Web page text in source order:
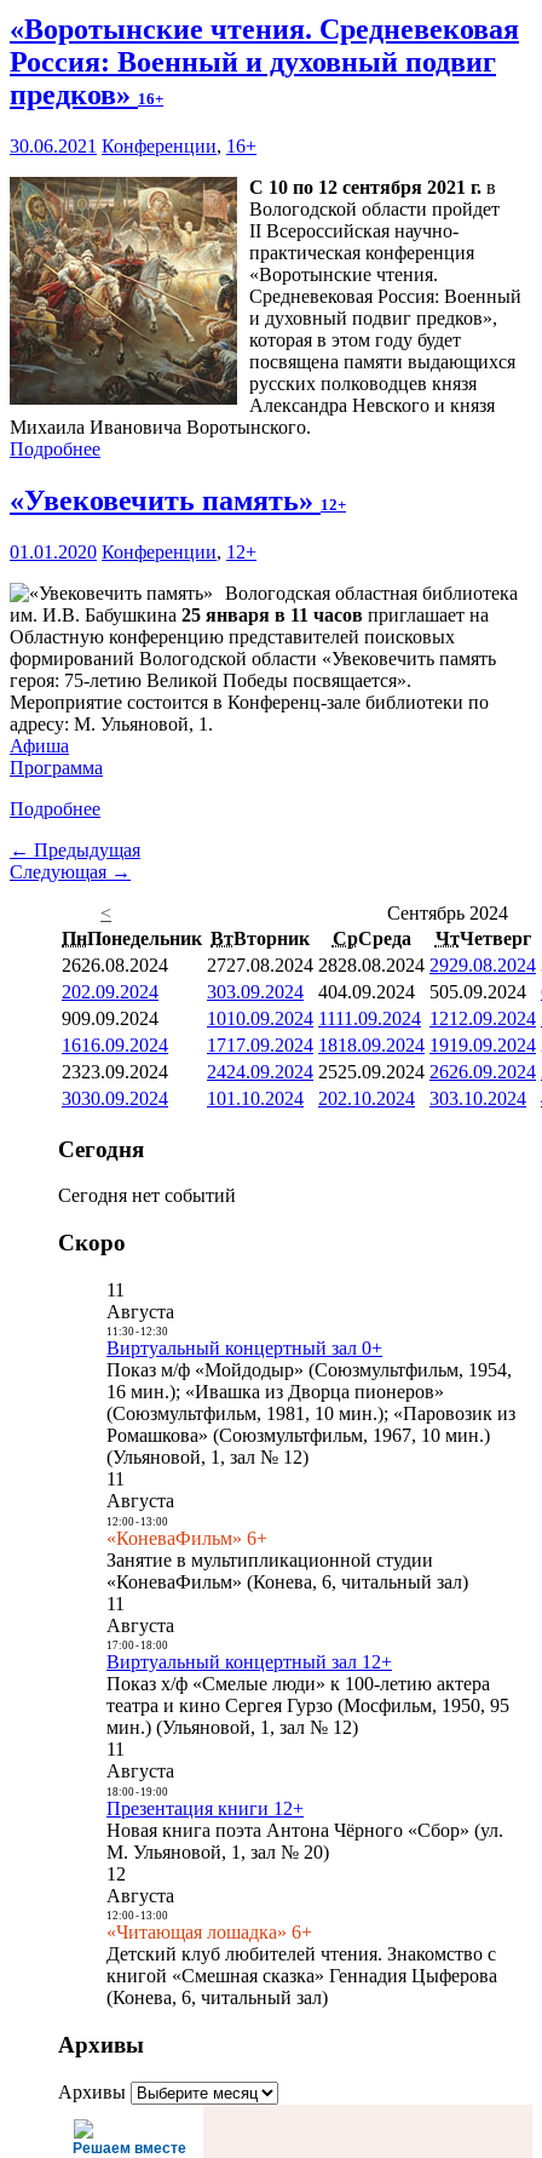
«Воротынские чтения. Средневековая
Россия: Военный и духовный подвиг
предков» 16+
30.06.2021 Конференции, 16+
С 10 по 12 сентября 2021 г. в
Вологодской области пройдет
II Всероссийская научно-
практическая конференция
«Воротынские чтения.
Средневековая Россия: Военный
и духовный подвиг предков»,
которая в этом году будет
посвящена памяти выдающихся
русских полководцев князя
Александра Невского и князя
Михаила Ивановича Воротынского.
Подробнее
«Увековечить память» 12+
01.01.2020 Конференции, 12+
Вологодская областная библиотека
им. И.В. Бабушкина 25 января в 11 часов приглашает на
Областную конференцию представителей поисковых
формирований Вологодской области «Увековечить память
героя: 75-летию Великой Победы посвящается».
Мероприятие состоится в Конференц-зале библиотеки по
адресу: М. Ульяновой, 1.
Афиша
Программа
Подробнее
← Предыдущая
Следующая →
<
Сентябрь 2024
ПнПонедельник ВтВторник СрСреда ЧтЧетверг
2626.08.2024 2727.08.2024 2828.08.2024 2929.08.2024
202.09.2024 303.09.2024 404.09.2024 505.09.2024
909.09.2024 1010.09.2024 1111.09.2024 1212.09.2024
1616.09.2024 1717.09.2024 1818.09.2024 1919.09.2024
2323.09.2024 2424.09.2024 2525.09.2024 2626.09.2024
3030.09.2024 101.10.2024 202.10.2024 303.10.2024
Сегодня
Сегодня нет событий
Скоро
11
Августа
11:30- 12:30
Виртуальный концертный зал 0+
Показ м/ф «Мойдодыр» (Союзмультфильм, 1954,
16 мин.); «Ивашка из Дворца пионеров»
(Союзмультфильм, 1981, 10 мин.); «Паровозик из
Ромашкова» (Союзмультфильм, 1967, 10 мин.)
(Ульяновой, 1, зал № 12)
11
Августа
12:00- 13:00
«КоневаФильм» 6+
Занятие в мультипликационной студии
«КоневаФильм» (Конева, 6, читальный зал)
11
Августа
17:00- 18:00
Виртуальный концертный зал 12+
Показ х/ф «Смелые люди» к 100-летию актера
театра и кино Сергея Гурзо (Мосфильм, 1950, 95
мин.) (Ульяновой, 1, зал № 12)
11
Августа
18:00- 19:00
Презентация книги 12+
Новая книга поэта Антона Чёрного «Сбор» (ул.
М. Ульяновой, 1, зал № 20)
12
Августа
12:00- 13:00
«Читающая лошадка» 6+
Детский клуб любителей чтения. Знакомство с
книгой «Смешная сказка» Геннадия Цыферова
(Конева, 6, читальный зал)
Архивы
Архивы
Решаем вместе